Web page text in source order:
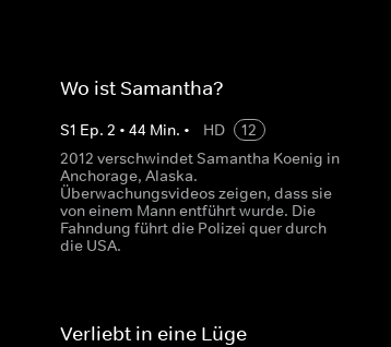
Wo ist Samantha?
S1 Ep.2 •44 Min. • HD
12
2012 verschwindet Samantha Koenig in
Anchorage, Alaska.
Überwachungsvideos zeigen, dass sie
von einem Mann entführt wurde. Die
Fahndung führt die Polizei quer durch
die USA.
Verliebt in eine Lüge